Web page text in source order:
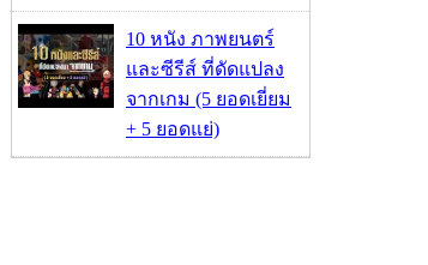
10 หนัง ภาพยนตร์
และซีรีส์ ที่ดัดแปลง
จากเกม (5 ยอดเยี่ยม
+ 5 ยอดแย่)